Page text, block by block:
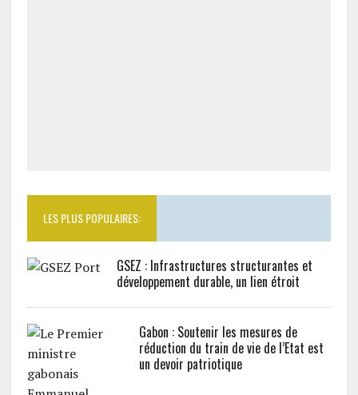
LES PLUS POPULAIRES:
GSEZ : Infrastructures structurantes et
développement durable, un lien étroit
Gabon : Soutenir les mesures de
réduction du train de vie de l’Etat est
un devoir patriotique